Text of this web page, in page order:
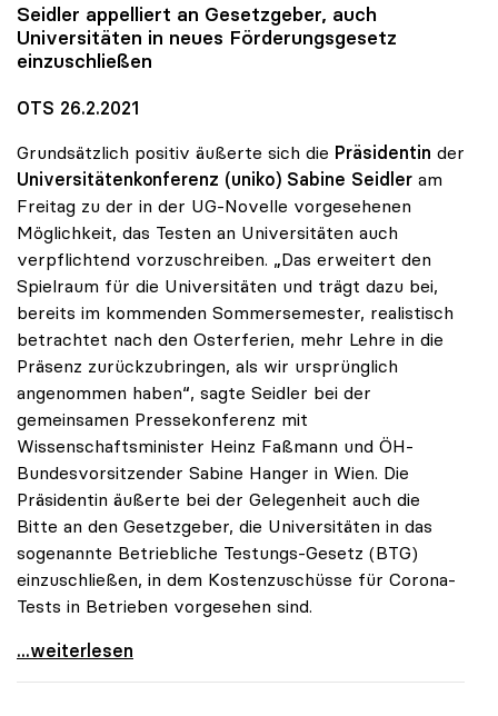
Seidler appelliert an Gesetzgeber, auch
Universitäten in neues Förderungsgesetz
einzuschließen
OTS 26.2.2021
Grundsätzlich positiv äußerte sich die Präsidentin der
Universitätenkonferenz (uniko) Sabine Seidler am
Freitag zu der in der UG-Novelle vorgesehenen
Möglichkeit, das Testen an Universitäten auch
verpflichtend vorzuschreiben. „Das erweitert den
Spielraum für die Universitäten und trägt dazu bei,
bereits im kommenden Sommersemester, realistisch
betrachtet nach den Osterferien, mehr Lehre in die
Präsenz zurückzubringen, als wir ursprünglich
angenommen haben“, sagte Seidler bei der
gemeinsamen Pressekonferenz mit
Wissenschaftsminister Heinz Faßmann und ÖH-
Bundesvorsitzender Sabine Hanger in Wien. Die
Präsidentin äußerte bei der Gelegenheit auch die
Bitte an den Gesetzgeber, die Universitäten in das
sogenannte Betriebliche Testungs-Gesetz (BTG)
einzuschließen, in dem Kostenzuschüsse für Corona-
Tests in Betrieben vorgesehen sind.
uniko begrüßt Spielraum durch Testmöglichkeiten
...weiterlesen